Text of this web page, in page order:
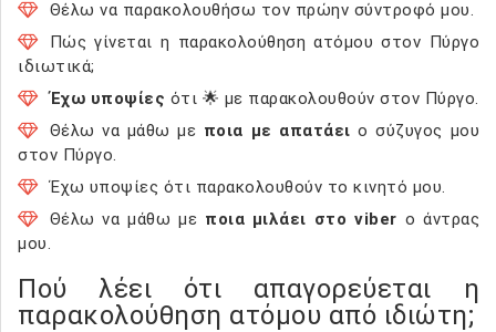
Θέλω να παρακολουθήσω τον πρώην σύντροφό μου.
Πώς γίνεται η παρακολούθηση ατόμου στον Πύργο
ιδιωτικά;
Έχω υποψίες ότι 🌟 με παρακολουθούν στον Πύργο.
Θέλω να μάθω με ποια με απατάει ο σύζυγος μου
στον Πύργο.
Έχω υποψίες ότι παρακολουθούν το κινητό μου.
Θέλω να μάθω με ποια μιλάει στο viber ο άντρας
μου.
Πού λέει ότι απαγορεύεται η
παρακολούθηση ατόμου από ιδιώτη;